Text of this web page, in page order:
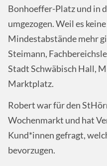
Bonhoeffer-Platz und in
umgezogen. Weil es
Mindestabstände mehr
Steimann,
Stadt Schwäbisch Hall,
Marktplatz.
Robert war für den
Wochenmarkt und hat
Kund*innen gefragt,
bevorzugen.